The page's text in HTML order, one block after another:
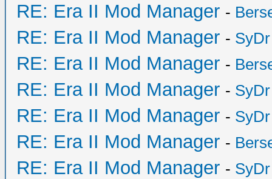
RE: Era II Mod Manager -
RE: Era II Mod Manager - SyDr
RE: Era II Mod Manager -
RE: Era II Mod Manager - SyDr
RE: Era II Mod Manager - SyDr
RE: Era II Mod Manager -
RE: Era II Mod Manager - SyDr